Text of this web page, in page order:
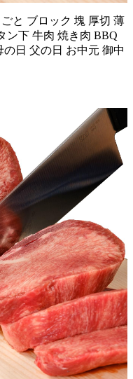
と ブロック 塊 厚切 薄
ン下 牛肉 焼き肉 BBQ
日 父の日 お中元 御中